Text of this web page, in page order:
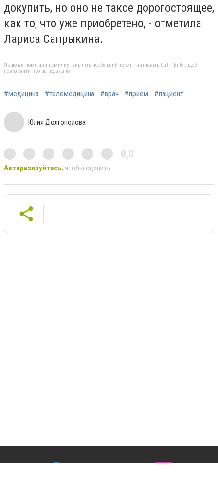
докупить, но оно не такое дорогостоящее,
как то, что уже приобретено, - отметила
Лариса Сапрыкина.
Якщо ви помітили помилку, виділіть необхідний текст і натисніть Ctrl + Enter, щоб
повідомити про це редакцію
#медицина #телемедицина #врач #прием #пациент
Юлия Долгополова
0,0
Авторизируйтесь, чтобы оценить